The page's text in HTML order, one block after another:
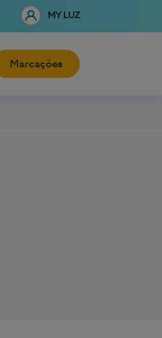
MY LUZ
Marcações